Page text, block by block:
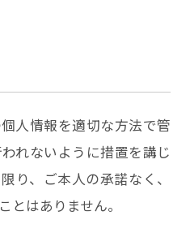
人情報を適切な方法で管
れないように措置を講じ
り、ご本人の承諾なく、
とはありません。